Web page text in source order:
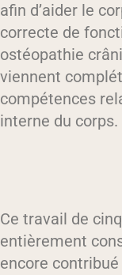
afin d’aider le
correcte de
ostéopathie
viennent
compétences
interne du corps.
Ce travail de
entièrement
encore